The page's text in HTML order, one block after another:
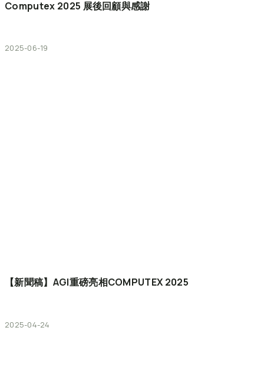
Computex 2025 展後回顧與感謝
2025-06-19
【新聞稿】AGI重磅亮相COMPUTEX 2025
2025-04-24